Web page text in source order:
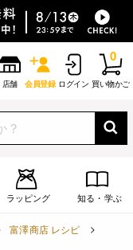
店舗 会員登録 ログイン 買い物かご
0
ラッピング 知る・学ぶ
富澤商店 レシピ